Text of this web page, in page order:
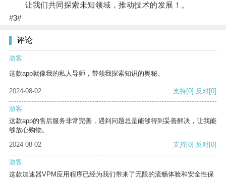
让我们共同探索未知领域，推动技术的发展！。
#3#
评论
游客
这款app就像我的私人导师，带领我探索知识的奥秘。
2024-08-02 支持[0] 反对[0]
游客
这款app的售后服务非常完善，遇到问题总是能够得到妥善解决，让我能
够放心购物。
2024-08-02
支持[0] 反对[0]
游客
这款加速器VPM应用程序已经为我们带来了无限的流畅体验和安全性保